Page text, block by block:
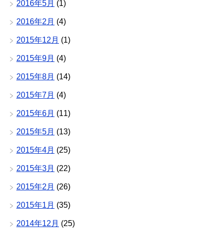
2016年5月 (1)
2016年2月 (4)
2015年12月 (1)
2015年9月 (4)
2015年8月 (14)
2015年7月 (4)
2015年6月 (11)
2015年5月 (13)
2015年4月 (25)
2015年3月 (22)
2015年2月 (26)
2015年1月 (35)
2014年12月 (25)